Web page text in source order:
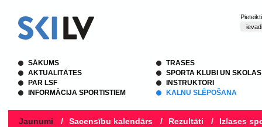
SĀKUMS
AKTUALITĀTES
PAR LSF
INFORMĀCIJA SPORTISTIEM
TRASES
SPORTA KLUBI UN SKOLAS
INSTRUKTORI
KALNU SLĒPOŠANA
Jaunumi / Sacensību kalendārs / Rezultāti / Izlases